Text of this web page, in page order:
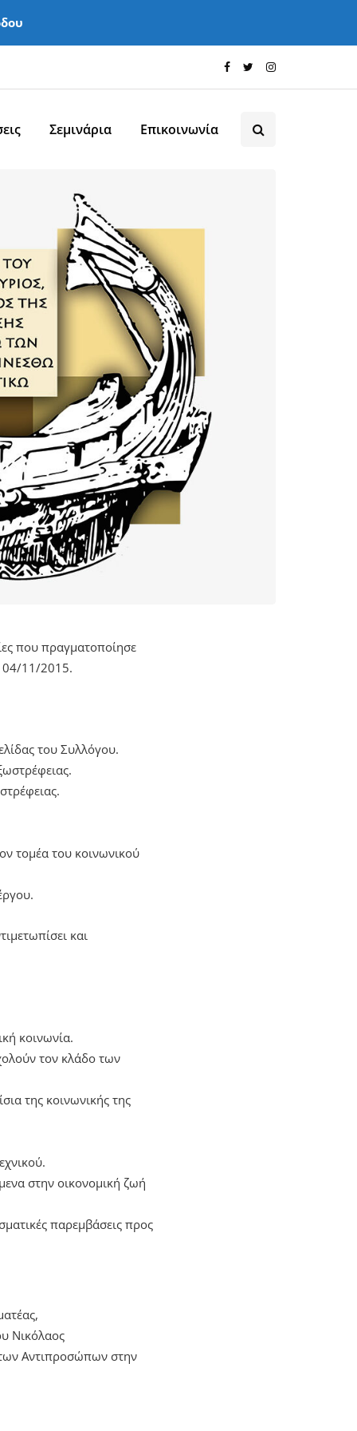
Σεμινάρια Επικοινωνία
που πραγματοποίησε
04/11/2015.
του Συλλόγου.
τομέα του κοινωνικού
και
κοινωνία.
τον κλάδο των
της κοινωνικής της
στην οικονομική ζωή
παρεμβάσεις προς
Νικόλαος
των Αντιπροσώπων στην